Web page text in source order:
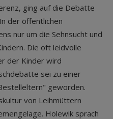
ging auf die Debatte
der öffentlichen
nur um die Sehnsucht und
Die oft leidvolle
der Kinder wird
sei zu einer
geworden.
von Leihmüttern
Holewik sprach